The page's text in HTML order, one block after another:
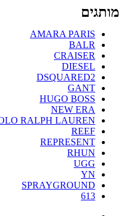
מותגים
AMARA PARIS
BALR
CRAISER
DIESEL
DSQUARED2
GANT
HUGO BOSS
NEW ERA
RALPH LAUREN
REEF
REPRESENT
RHUN
UGG
YN
SPRAYGROUND
613